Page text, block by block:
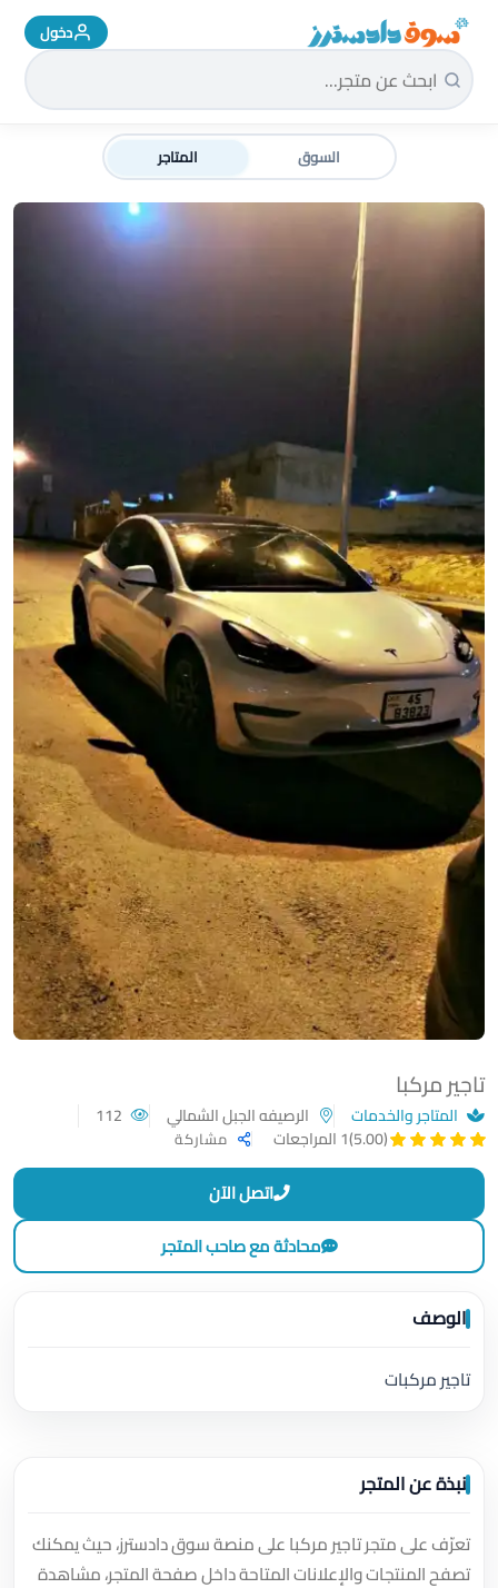
سوق دادسترز الرئيسية دخول
السوق المتاجر
تاجير مركبا
المتاجر والخدمات الرصيفه الجبل الشمالي
(5.00)
1 المراجعات مشاركة
اتصل الآن
محادثة مع صاحب المتجر
الوصف
تاجير مركبات
نبذة عن المتجر
تعرّف على متجر تاجير مركبا على منصة سوق دادسترز، حيث يمكنك
تصفح المنتجات والإعلانات المتاحة داخل صفحة المتجر، مشاهدة